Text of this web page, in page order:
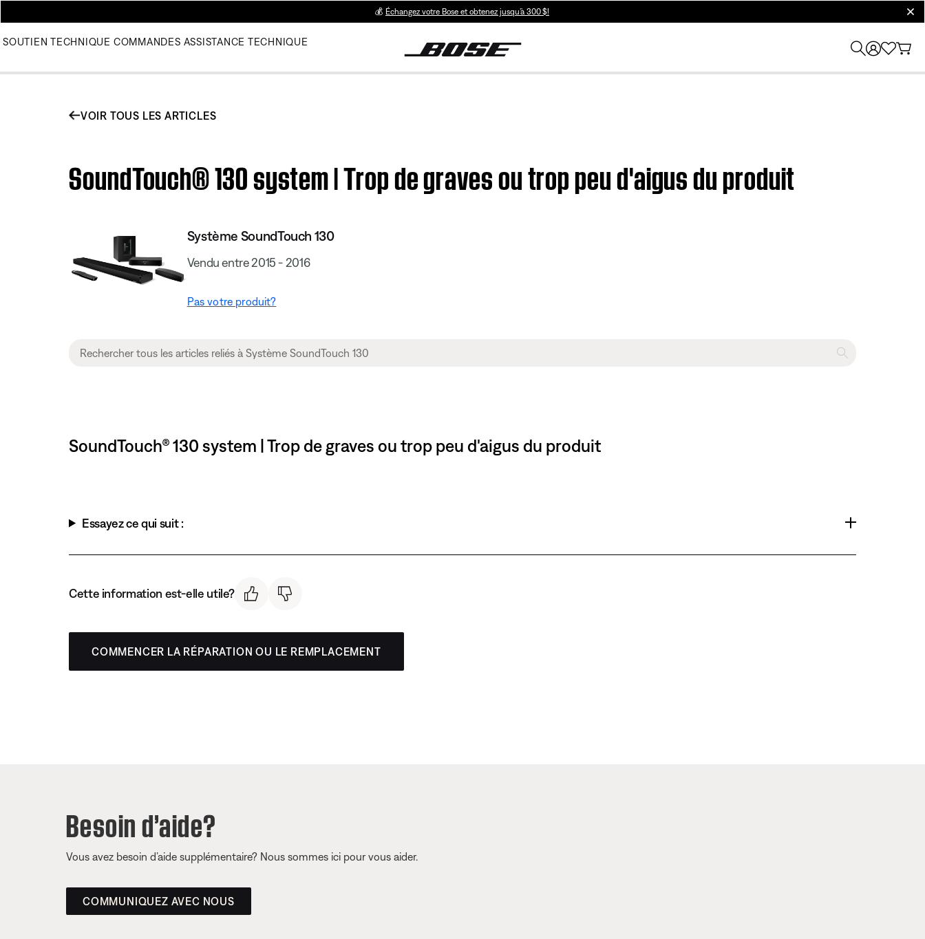
💰 Échangez votre Bose et obtenez jusqu’à 300 $!
SOUTIEN TECHNIQUE COMMANDES ASSISTANCE TECHNIQUE
VOIR TOUS LES ARTICLES
SoundTouch® 130 system | Trop de graves ou trop peu d'aigus du produit
Système SoundTouch 130
Vendu entre 2015 - 2016
Pas votre produit?
SoundTouch® 130 system | Trop de graves ou trop peu d'aigus du produit
Essayez ce qui suit :
Cette information est-elle utile?
COMMENCER LA RÉPARATION OU LE REMPLACEMENT
Besoin d’aide?
Vous avez besoin d’aide supplémentaire? Nous sommes ici pour vous aider.
COMMUNIQUEZ AVEC NOUS